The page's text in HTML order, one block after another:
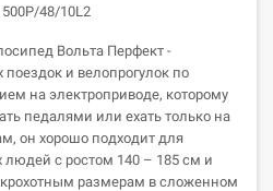
48/10L2
Вольта Перфект -
и велопрогулок по
на электроприводе, которому
педалями или ехать только на
он хорошо подходит для
с ростом 140 – 185 см и
крохотным размерам в сложенном